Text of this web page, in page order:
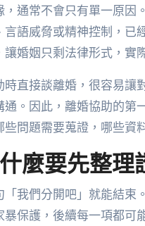
通常不會只有單一原因
語威脅或精神控制，已
婚姻只剩法律形式，實
直接談離婚，很容易讓
。因此，離婚協助的第
問題需要蒐證，哪些資
麼要先整理
「我們分開吧」就能結
保護，後續每一項都可